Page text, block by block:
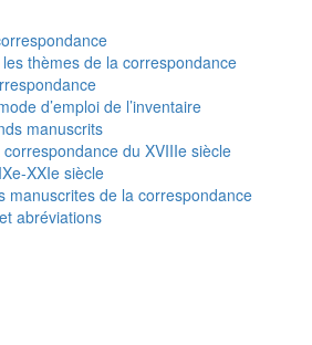
thèmes de la correspondance
d’emploi de l’inventaire
manuscrits
du XVIIIe siècle
XXIe siècle
manuscrites de la correspondance
abréviations